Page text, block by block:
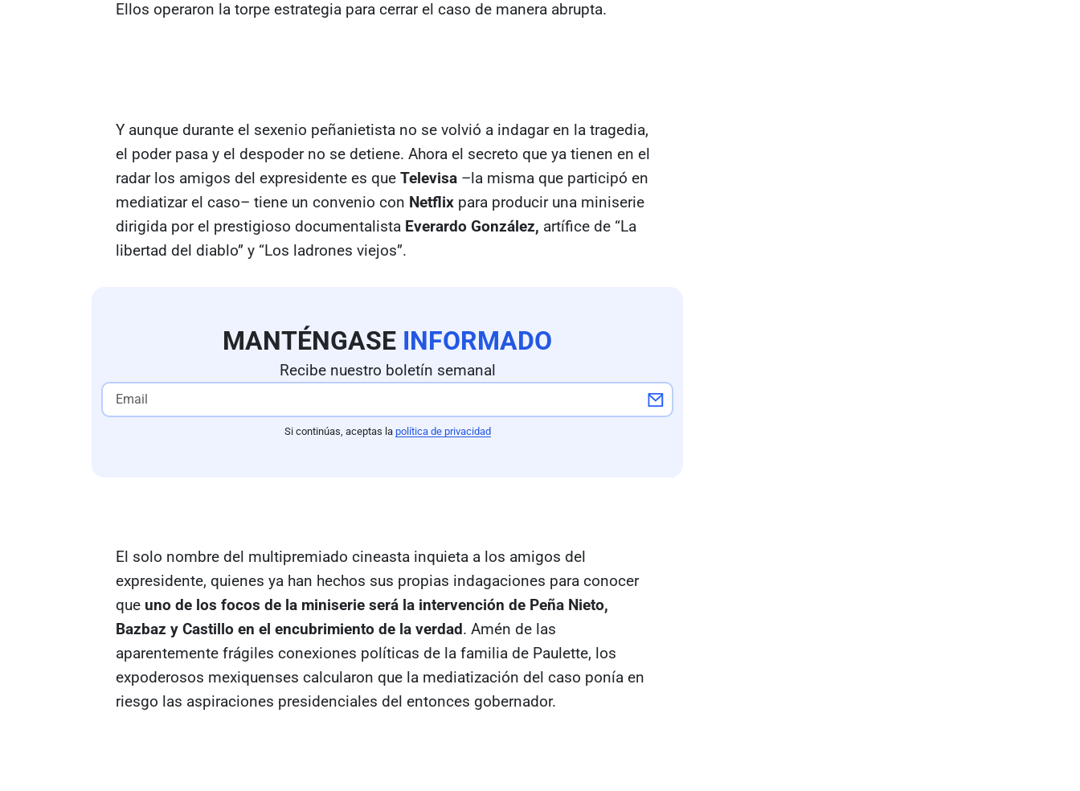
Ellos operaron la torpe estrategia para cerrar el caso de manera abrupta.
Y aunque durante el sexenio peñanietista no se volvió a indagar en la tragedia,
el poder pasa y el despoder no se detiene. Ahora el secreto que ya tienen en el
radar los amigos del expresidente es que Televisa –la misma que participó en
mediatizar el caso– tiene un convenio con Netflix para producir una miniserie
dirigida por el prestigioso documentalista Everardo González, artífice de “La
libertad del diablo” y “Los ladrones viejos”.
MANTÉNGASE INFORMADO
Recibe nuestro boletín semanal
Si continúas, aceptas la política de privacidad
El solo nombre del multipremiado cineasta inquieta a los amigos del
expresidente, quienes ya han hechos sus propias indagaciones para conocer
que uno de los focos de la miniserie será la intervención de Peña Nieto,
Bazbaz y Castillo en el encubrimiento de la verdad. Amén de las
aparentemente frágiles conexiones políticas de la familia de Paulette, los
expoderosos mexiquenses calcularon que la mediatización del caso ponía en
riesgo las aspiraciones presidenciales del entonces gobernador.